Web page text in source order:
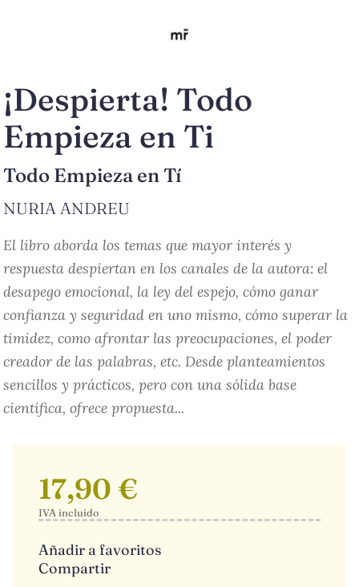
¡Despierta! Todo
Empieza en Ti
Todo Empieza en Tí
NURIA ANDREU
El libro aborda los temas que mayor interés y
respuesta despiertan en los canales de la autora: el
desapego emocional, la ley del espejo, cómo ganar
confianza y seguridad en uno mismo, cómo superar la
timidez, como afrontar las preocupaciones, el poder
creador de las palabras, etc. Desde planteamientos
sencillos y prácticos, pero con una sólida base
científica, ofrece propuesta...
17,90 €
IVA incluido
Añadir a favoritos
Compartir